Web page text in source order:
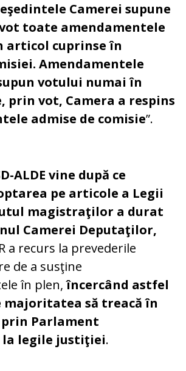
Camerei supune
toate amendamentele
articol cuprinse în
Amendamentele
votului numai în
prin vot, Camera a respins
admise de comisie”.
ALDE vine după ce
pe articole a Legii
magistraţilor a durat
Camerei Deputaţilor,
a recurs la prevederile
de a susţine
în plen,încercând astfel
majoritatea să treacă în
Parlament
legile justiţiei.